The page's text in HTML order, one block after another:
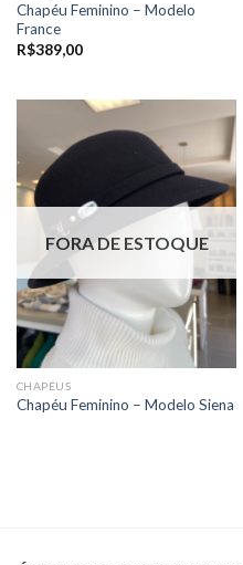
Chapéu Feminino – Modelo
France
R$389,00
FORA DE ESTOQUE
CHAPÉUS
Chapéu Feminino – Modelo Siena